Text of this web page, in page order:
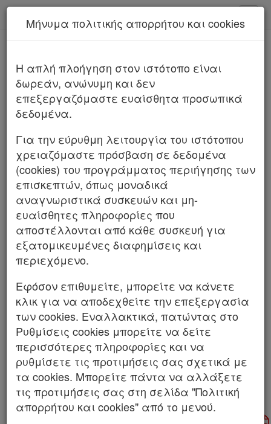
Νέα υπηρεσία Kodiko Assistant.Περισσότερα
Παρ.1 Άρθρο 9 Νόμος 4830/2021
Νόμος 4830/2021
Διαχρονική εξέλιξη
Νόμος
2023
10/2023
Νόμος
5143/2024
11/10/2024
Εμφάνιση διαφορών με την προηγούμενη
κωδικοποίηση
Μήνυμα πολιτικής απορρήτου και cookies
H απλή πλοήγηση στον ιστότοπο είναι
δωρεάν, ανώνυμη και δεν
επεξεργαζόμαστε ευαίσθητα προσωπικά
δεδομένα.
Για την εύρυθμη λειτουργία του ιστότοπου
χρειαζόμαστε πρόσβαση σε δεδομένα
(cookies) του προγράμματος περιήγησης των
επισκεπτών, όπως μοναδικά
αναγνωριστικά συσκευών και μη-
ευαίσθητες πληροφορίες που
αποστέλλονται από κάθε συσκευή για
εξατομικευμένες διαφημίσεις και
περιεχόμενο.
Εφόσον επιθυμείτε, μπορείτε να κάνετε
κλικ για να αποδεχθείτε την επεξεργασία
των cookies. Εναλλακτικά, πατώντας στο
Ρυθμίσεις cookies μπορείτε να δείτε
περισσότερες πληροφορίες και να
ρυθμίσετε τις προτιμήσεις σας σχετικά με
τα cookies. Μπορείτε πάντα να αλλάξετε
τις προτιμήσεις σας στη σελίδα "Πολιτική
απορρήτου και cookies" από το μενού.